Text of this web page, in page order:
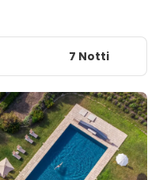
7 Notti